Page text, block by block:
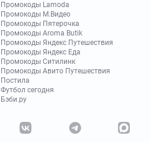
Промокоды Lamoda
Промокоды М.Видео
Промокоды Пятерочка
Промокоды Aroma Butik
Промокоды Яндекс Путешествия
Промокоды Яндекс Еда
Промокоды Ситилинк
Промокоды Авито Путешествия
Постила
Футбол сегодня
Бэби.ру